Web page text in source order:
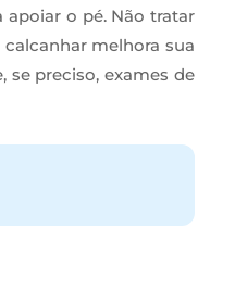
apoiar o pé. Não tratar
melhora sua
se preciso, exames de